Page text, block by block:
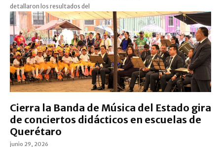
detallaron los resultados del
Cierra la Banda de Música del Estado gira
de conciertos didácticos en escuelas de
Querétaro
junio 29, 2026